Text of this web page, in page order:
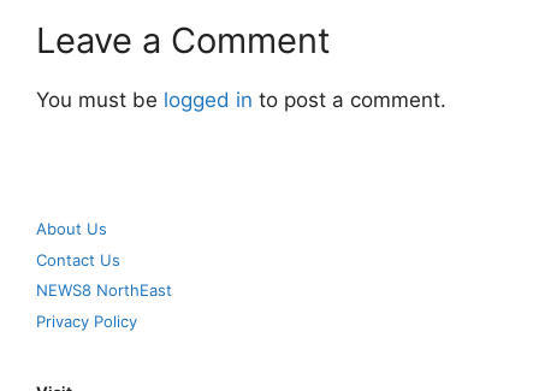
Leave a Comment
You must be logged in to post a comment.
About Us
Contact Us
NEWS8 NorthEast
Privacy Policy